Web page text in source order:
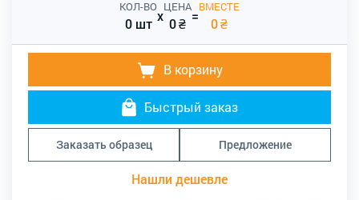
КОЛ-ВО
0 шт x
ЦЕНА
0₴ =
ВМЕСТЕ
0₴
В корзину
Быстрый заказ
Заказать образец Предложение
Нашли дешевле